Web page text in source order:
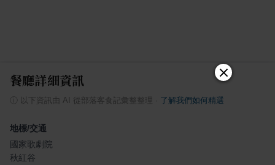
餐廳詳細資訊
ⓘ 以下資訊由 AI 從部落客食記彙整整理 了解我們如何精選
地標/交通
國家歌劇院
秋紅谷